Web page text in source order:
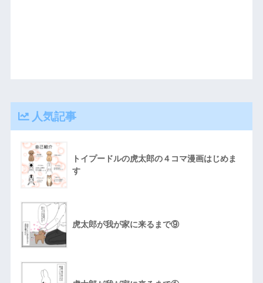
人気記事
トイプードルの虎太郎の４コマ漫画はじめま
す
虎太郎が我が家に来るまで⑨